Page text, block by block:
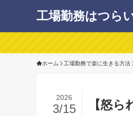
工場勤務はつら
ホーム 工場勤務で楽に生きる方法
【怒
2026
3/15